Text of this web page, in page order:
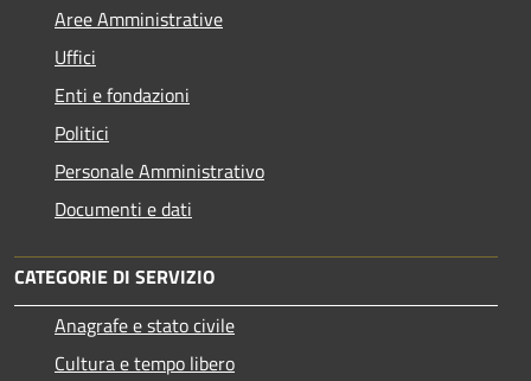
Aree Amministrative
Uffici
Enti e fondazioni
Politici
Personale Amministrativo
Documenti e dati
CATEGORIE DI SERVIZIO
Anagrafe e stato civile
Cultura e tempo libero